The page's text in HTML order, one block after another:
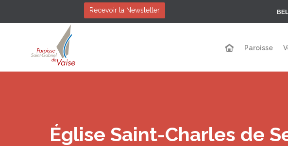
Recevoir la Newsletter
Paroisse
Église Saint-Charles de